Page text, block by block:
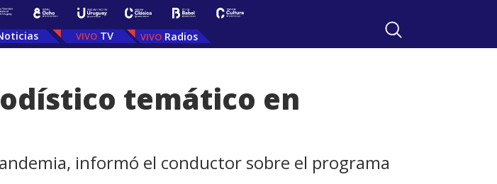
TV Radios
temático en
informó el conductor sobre el programa